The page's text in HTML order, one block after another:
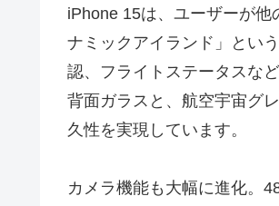
iPhone 15は、ユーザーが
ナミックアイランド」とい
認、フライトステータスな
背面ガラスと、航空宇宙グ
久性を実現しています。
カメラ機能も大幅に進化。